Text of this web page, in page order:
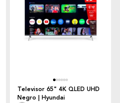
Televisor 65" 4K QLED UHD
Negro | Hyundai